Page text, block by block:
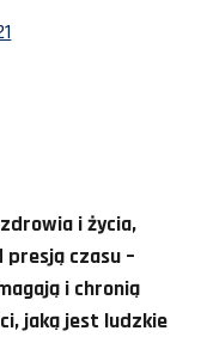
i życia,
presją czasu –
i chronią
jaką jest ludzkie